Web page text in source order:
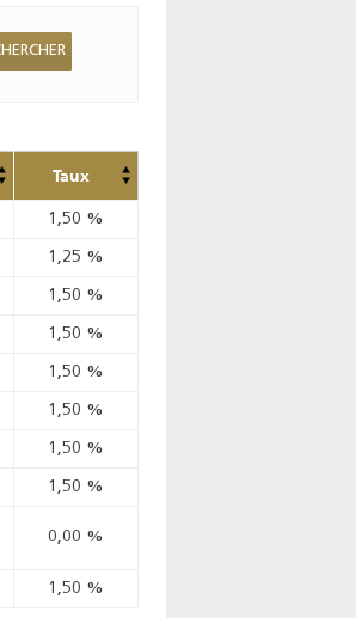
Taux
1,50 %
1,25 %
1,50 %
1,50 %
1,50 %
1,50 %
1,50 %
1,50 %
0,00 %
1,50 %